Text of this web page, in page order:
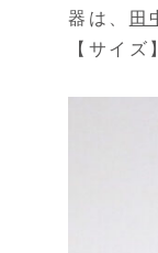
器は、
田
【サイ